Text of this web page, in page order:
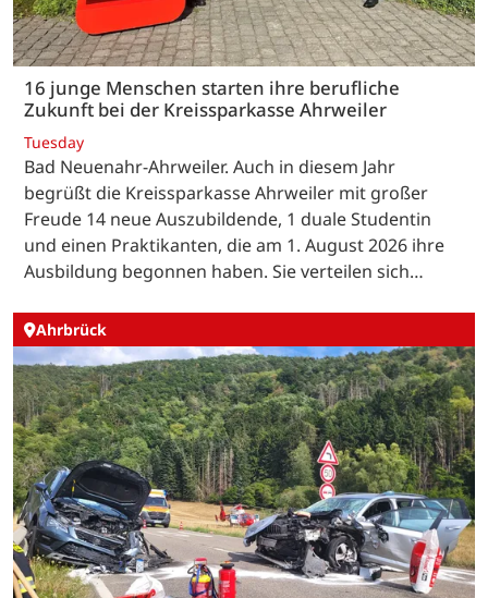
16 junge Menschen starten ihre berufliche
Zukunft bei der Kreissparkasse Ahrweiler
Tuesday
Bad Neuenahr-Ahrweiler. Auch in diesem Jahr
begrüßt die Kreissparkasse Ahrweiler mit großer
Freude 14 neue Auszubildende, 1 duale Studentin
und einen Praktikanten, die am 1. August 2026 ihre
Ausbildung begonnen haben. Sie verteilen sich…
Ahrbrück